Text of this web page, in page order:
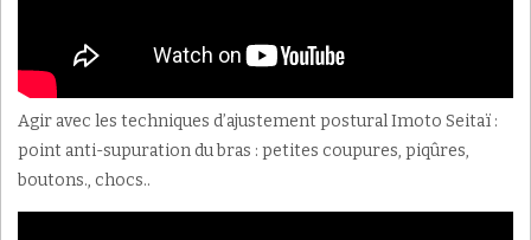
Agir avec les techniques d’ajustement postural Imoto Seitaï :
point anti-supuration du bras : petites coupures, piqûres,
boutons., chocs..